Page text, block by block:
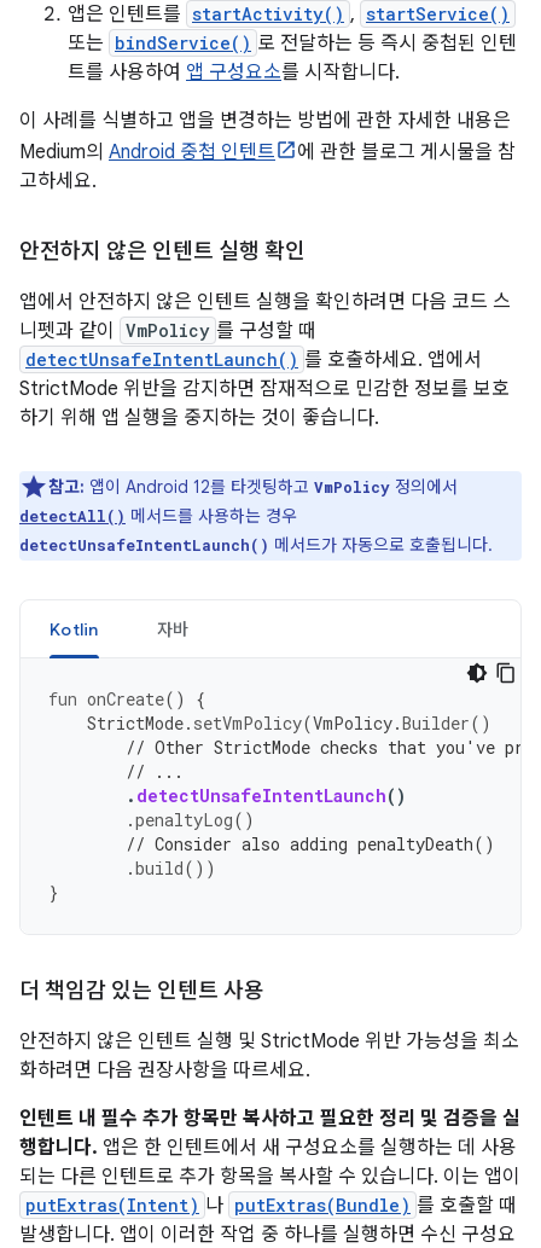
앱은 인텐트를 startActivity() , startService()
또는 bindService() 로 전달하는 등 즉시 중첩된 인텐
트를 사용하여 앱 구성요소를 시작합니다.
이 사례를 식별하고 앱을 변경하는 방법에 관한 자세한 내용은
Medium의 Android 중첩 인텐트
에 관한 블로그 게시물을 참
고하세요.
안전하지 않은 인텐트 실행 확인
앱에서 안전하지 않은 인텐트 실행을 확인하려면 다음 코드 스
니펫과 같이
VmPolicy 를 구성할 때
detectUnsafeIntentLaunch() 를 호출하세요. 앱에서
StrictMode 위반을 감지하면 잠재적으로 민감한 정보를 보호
하기 위해 앱 실행을 중지하는 것이 좋습니다.
참고: 앱이 Android 12를 타겟팅하고 VmPolicy 정의에서
detectAll() 메서드를 사용하는 경우
detectUnsafeIntentLaunch() 메서드가 자동으로 호출됩니다.
Kotlin 자바
fun onCreate()
{
StrictMode. setVmPolicy(VmPolicy.Builder()
// Other StrictMode checks that you've
// ...
. detectUnsafeIntentLaunch()
.penaltyLog()
// Consider also adding penaltyDeath()
.build())
}
더 책임감 있는 인텐트 사용
안전하지 않은 인텐트 실행 및 StrictMode 위반 가능성을 최소
화하려면 다음 권장사항을 따르세요.
인텐트 내 필수 추가 항목만 복사하고 필요한 정리 및 검증을 실
행합니다. 앱은 한 인텐트에서 새 구성요소를 실행하는 데 사용
되는 다른 인텐트로 추가 항목을 복사할 수 있습니다. 이는 앱이
putExtras(Intent) 나 putExtras(Bundle) 를 호출할 때
발생합니다. 앱이 이러한 작업 중 하나를 실행하면 수신 구성요